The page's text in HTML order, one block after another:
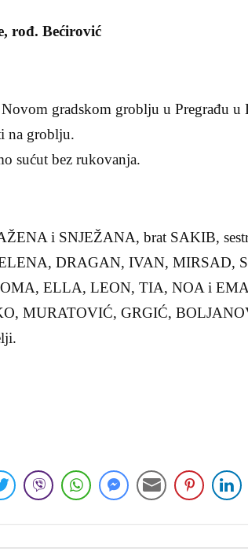
rođ. Bećirović
gradskom groblju u Pregrađu u
na groblju.
sućut bez rukovanja.
i SNJEŽANA, brat SAKIB,
DRAGAN, IVAN, MIRSAD,
ELLA, LEON, TIA, NOA i
MURATOVIĆ, GRGIĆ,